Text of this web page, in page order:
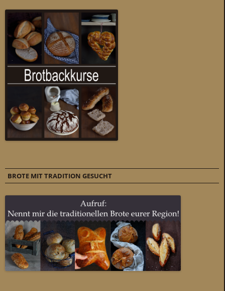
BROTE MIT TRADITION GESUCHT